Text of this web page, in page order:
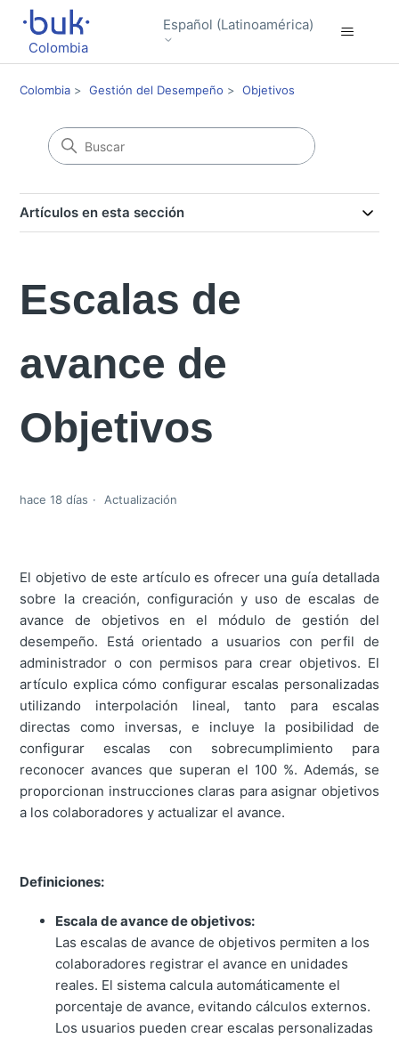
Colombia
Español (Latinoamérica)
Colombia Gestión del Desempeño Objetivos
Artículos en esta sección
Escalas de
avance de
Objetivos
hace 18 días Actualización
El objetivo de este artículo es ofrecer una guía detallada
sobre la creación, configuración y uso de escalas de
avance de objetivos en el módulo de gestión del
desempeño. Está orientado a usuarios con perfil de
administrador o con permisos para crear objetivos. El
artículo explica cómo configurar escalas personalizadas
utilizando interpolación lineal, tanto para escalas
directas como inversas, e incluye la posibilidad de
configurar escalas con sobrecumplimiento para
reconocer avances que superan el 100 %. Además, se
proporcionan instrucciones claras para asignar objetivos
a los colaboradores y actualizar el avance.
Definiciones:
Escala de avance de objetivos:
Las escalas de avance de objetivos permiten a los
colaboradores registrar el avance en unidades
reales. El sistema calcula automáticamente el
porcentaje de avance, evitando cálculos externos.
Los usuarios pueden crear escalas personalizadas